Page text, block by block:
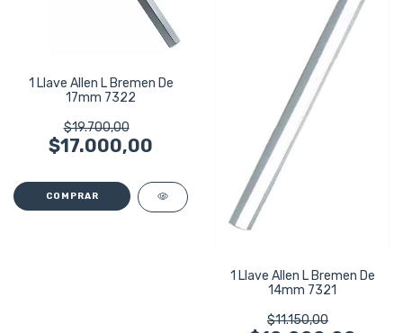
1 Llave Allen L Bremen De
17mm 7322
$19.700,00
$17.000,00
1 Llave Allen L Bremen De
14mm 7321
$11.150,00